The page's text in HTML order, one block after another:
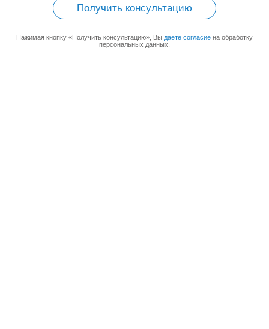
Получить консультацию
Нажимая кнопку «Получить консультацию», Вы даёте согласие на обработку
персональных данных.